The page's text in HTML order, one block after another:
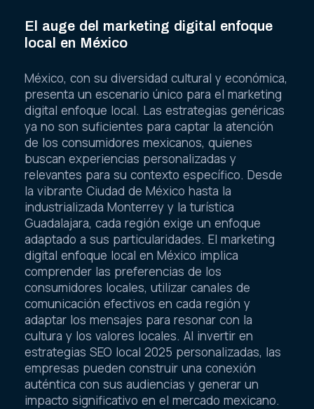
El auge del marketing digital enfoque
local en México
México, con su diversidad cultural y económica,
presenta un escenario único para el marketing
digital enfoque local. Las estrategias genéricas
ya no son suficientes para captar la atención
de los consumidores mexicanos, quienes
buscan experiencias personalizadas y
relevantes para su contexto específico. Desde
la vibrante Ciudad de México hasta la
industrializada Monterrey y la turística
Guadalajara, cada región exige un enfoque
adaptado a sus particularidades. El marketing
digital enfoque local en México implica
comprender las preferencias de los
consumidores locales, utilizar canales de
comunicación efectivos en cada región y
adaptar los mensajes para resonar con la
cultura y los valores locales. Al invertir en
estrategias SEO local 2025 personalizadas, las
empresas pueden construir una conexión
auténtica con sus audiencias y generar un
impacto significativo en el mercado mexicano.